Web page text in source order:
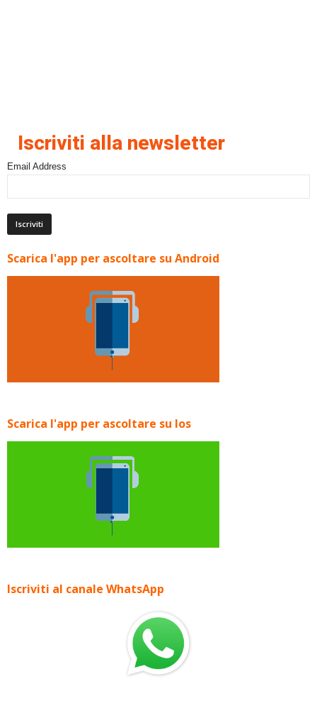
Iscriviti alla newsletter
Email Address
Scarica l'app per ascoltare su Android
Scarica l'app per ascoltare su Ios
Iscriviti al canale WhatsApp